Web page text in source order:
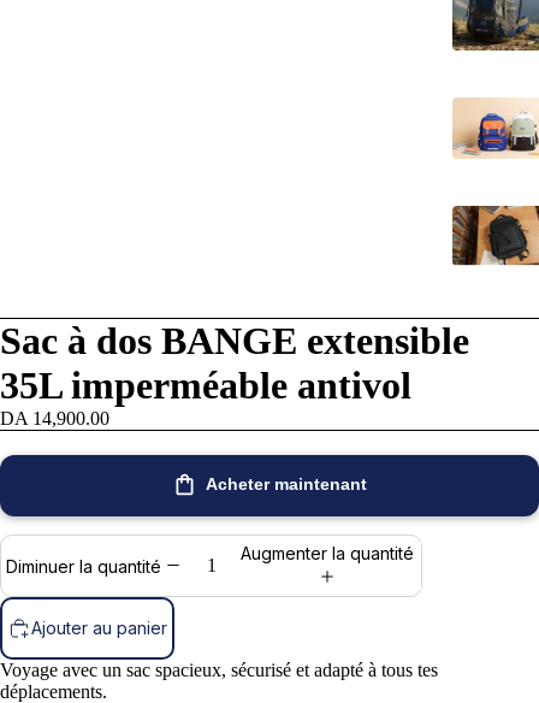
Sac à dos BANGE extensible
35L imperméable antivol
DA 14,900.00
Acheter maintenant
Diminuer la quantité
Augmenter la quantité
Ajouter au panier
Voyage avec un sac spacieux, sécurisé et adapté à tous tes
déplacements.